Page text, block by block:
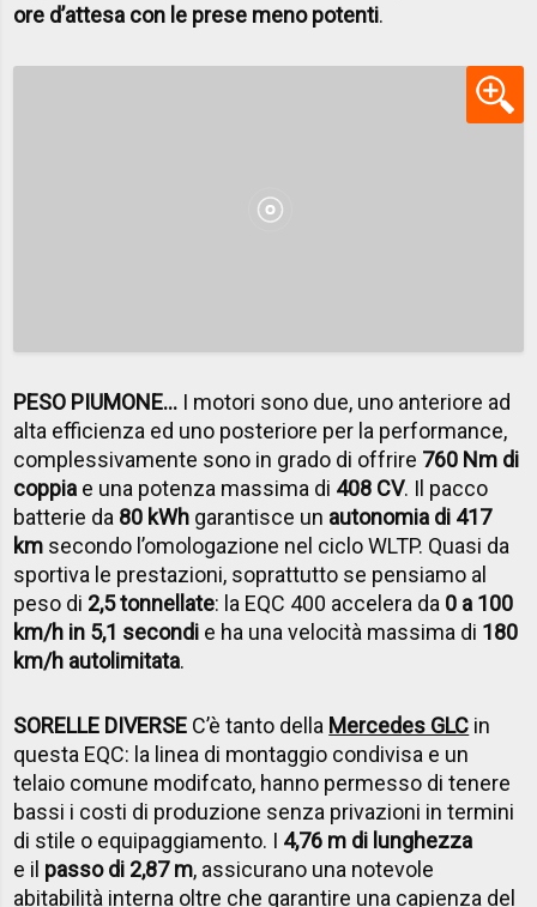
ore d’attesa con le prese meno potenti.
PESO PIUMONE… I motori sono due, uno anteriore ad
alta efficienza ed uno posteriore per la performance,
complessivamente sono in grado di offrire 760 Nm di
coppia e una potenza massima di 408 CV. Il pacco
batterie da 80 kWh garantisce un autonomia di 417
km secondo l’omologazione nel ciclo WLTP. Quasi da
sportiva le prestazioni, soprattutto se pensiamo al
peso di 2,5 tonnellate: la EQC 400 accelera da 0 a 100
km/h in 5,1 secondi e ha una velocità massima di 180
km/h autolimitata.
SORELLE DIVERSE C’è tanto della Mercedes GLC in
questa EQC: la linea di montaggio condivisa e un
telaio comune modifcato, hanno permesso di tenere
bassi i costi di produzione senza privazioni in termini
di stile o equipaggiamento. I 4,76 m di lunghezza
e il passo di 2,87 m, assicurano una notevole
abitabilità interna oltre che garantire una capienza del